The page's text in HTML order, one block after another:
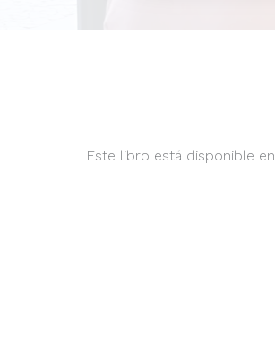
Este libro está disponible en